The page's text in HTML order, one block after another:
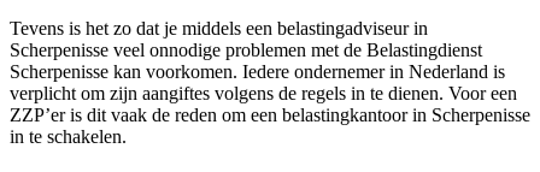
Tevens is het zo dat je middels een belastingadviseur in
Scherpenisse veel onnodige problemen met de Belastingdienst
Scherpenisse kan voorkomen. Iedere ondernemer in Nederland is
verplicht om zijn aangiftes volgens de regels in te dienen. Voor een
ZZP’er is dit vaak de reden om een belastingkantoor in Scherpenisse
in te schakelen.